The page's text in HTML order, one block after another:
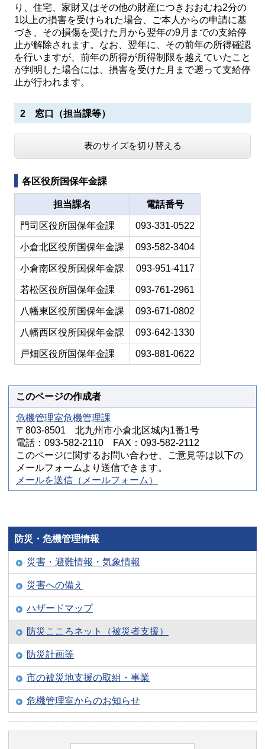
り、住宅、家財又はその他の財産につきおおむね2分の
1以上の損害を受けられた場合、ご本人からの申請に基
づき、その損傷を受けた月から翌年の9月までの支給停
止が解除されます。なお、翌年に、その前年の所得確認
を行いますが、前年の所得が所得制限を越えていたこと
が判明した場合には、損害を受けた月まで遡って支給停
止が行われます。
2 窓口（担当課等）
表のサイズを切り替える
各区役所国保年金課
担当課名 電話番号
門司区役所国保年金課 093-331-0522
小倉北区役所国保年金課 093-582-3404
小倉南区役所国保年金課 093-951-4117
若松区役所国保年金課 093-761-2961
八幡東区役所国保年金課 093-671-0802
八幡西区役所国保年金課 093-642-1330
戸畑区役所国保年金課 093-881-0622
このページの作成者
危機管理室危機管理課
〒803-8501 北九州市小倉北区城内1番1号
電話：093-582-2110 FAX：093-582-2112
このページに関するお問い合わせ、ご意見等は以下の
メールフォームより送信できます。
メールを送信（メールフォーム）
防災・危機管理情報
災害・避難情報・気象情報
災害への備え
ハザードマップ
防災こころネット（被災者支援）
防災計画等
市の被災地支援の取組・事業
危機管理室からのお知らせ